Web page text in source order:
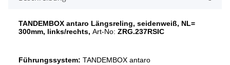
TANDEMBOX antaro Längsreling, seidenweiß, NL=
300mm, links/rechts, Art-No: ZRG.237RSIC
Führungssystem: TANDEMBOX antaro